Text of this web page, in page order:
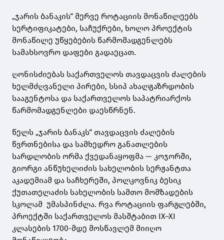
„ჯარის ბანაკის“ მერვე როტაციის მონაწილეებს
სერტიფიკატები, საჩუქრები, ხოლო პროექტის
მონაწილე უწყებების წარმომადგენლებს
სამახსოვრო დაფები გადაეცათ.
ღონისძიებას საქართველოს თავდაცვის ძალების
ხელმძღვანელი პირები, სსიპ ახალგაზრდობის
სააგენტოსა და საქართველოს საპატრიარქოს
წარმომადგენლები დაესწრნენ.
წელს „ჯარის ბანაკს“ თავდაცვის ძალების
წვრთნებისა და სამხედრო განათლების
სარდლობის ორმა ქვედანაყოფმა — კოჯორში,
გიორგი ანწუხელიძის სახელობის სერჟანტთა
აკადემიამ და საჩხერეში, პოლკოვნიკ ბესიკ
ქუთათელაძის სახელობის სამთო მომზადების
სკოლამ უმასპინძლა. რვა როტაციის ფარგლებში,
პროექტში საქართველოს მასშტაბით IX–XI
კლასების 1700-მდე მოსწავლემ მიიღო